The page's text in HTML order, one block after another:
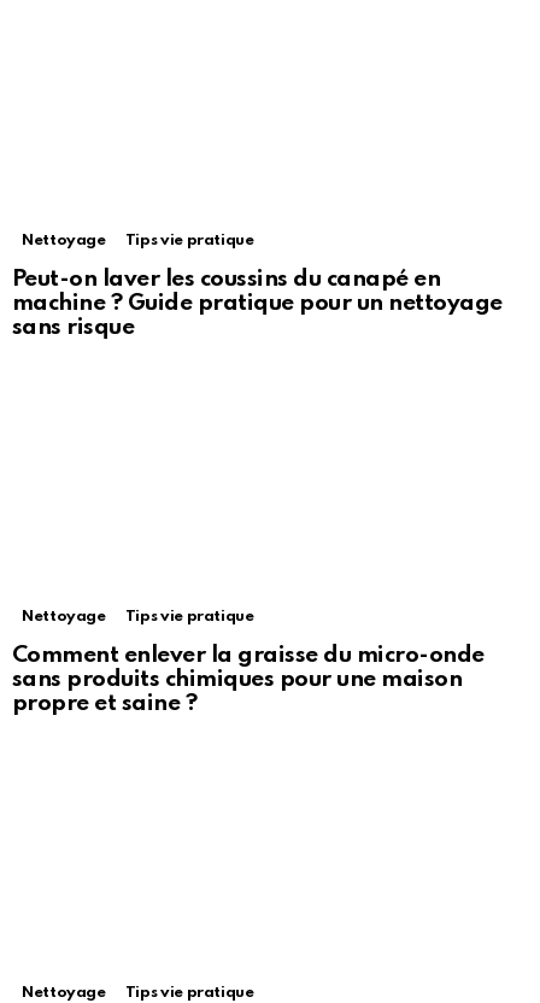
Nettoyage Tips vie pratique
Peut-on laver les coussins du canapé en
machine ? Guide pratique pour un nettoyage
sans risque
Nettoyage Tips vie pratique
Comment enlever la graisse du micro-onde
sans produits chimiques pour une maison
propre et saine ?
Nettoyage Tips vie pratique